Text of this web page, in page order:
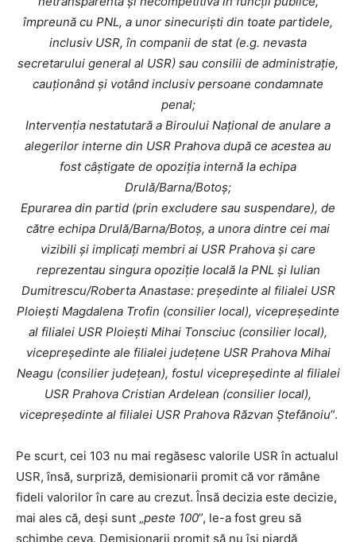
împreună cu PNL, a unor sinecuriști din toate partidele,
inclusiv USR, în companii de stat (e.g. nevasta
secretarului general al USR) sau consilii de administrație,
cauționând și votând inclusiv persoane condamnate
penal;
Intervenția nestatutară a Biroului Național de anulare a
alegerilor interne din USR Prahova după ce acestea au
fost câștigate de opoziția internă la echipa
Drulă/Barna/Botoș;
Epurarea din partid (prin excludere sau suspendare), de
către echipa Drulă/Barna/Botoș, a unora dintre cei mai
vizibili și implicați membri ai USR Prahova și care
reprezentau singura opoziție locală la PNL și Iulian
Dumitrescu/Roberta Anastase: președinte al filialei USR
Ploiești Magdalena Trofin (consilier local), vicepreședinte
al filialei USR Ploiești Mihai Tonsciuc (consilier local),
vicepreședinte ale filialei județene USR Prahova Mihai
Neagu (consilier județean), fostul vicepreședinte al filialei
USR Prahova Cristian Ardelean (consilier local),
vicepreședinte al filialei USR Prahova Răzvan Ștefănoiu”.
Pe scurt, cei 103 nu mai regăsesc valorile USR în actualul
USR, însă, surpriză, demisionarii promit că vor rămâne
fideli valorilor în care au crezut. Însă decizia este decizie,
mai ales că, deși sunt „peste 100”, le-a fost greu să
schimbe ceva. Demisionarii promit să nu își piardă